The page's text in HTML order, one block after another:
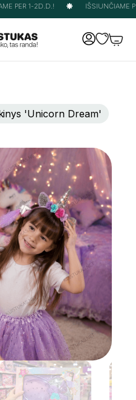
PER 1-2D.D.! IŠSIUNČIAME
'Unicorn Dream'